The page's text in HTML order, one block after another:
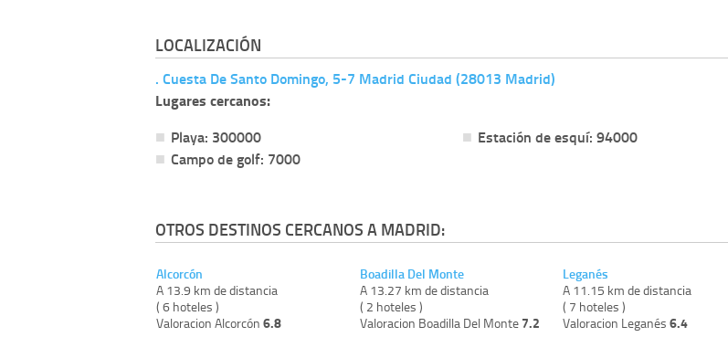
LOCALIZACIÓN
. Cuesta De Santo Domingo, 5-7 Madrid Ciudad (28013 Madrid)
Lugares cercanos:
Playa: 300000
Campo de golf: 7000
Estación de esquí: 94000
OTROS DESTINOS CERCANOS A MADRID:
Alcorcón
A 13.9 km de distancia
( 6 hoteles )
Valoracion Alcorcón 6.8
Boadilla Del Monte
A 13.27 km de distancia
( 2 hoteles )
Valoracion Boadilla Del Monte 7.2
Leganés
A 11.15 km de distancia
( 7 hoteles )
Valoracion Leganés6.4